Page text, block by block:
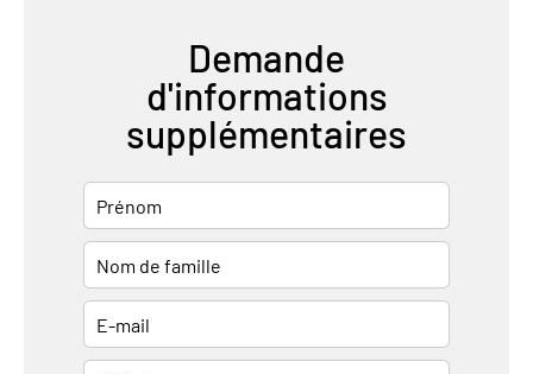
Demande
d'informations
supplémentaires